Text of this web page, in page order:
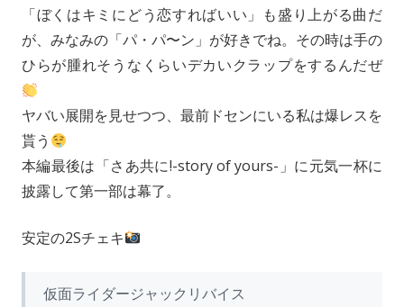
「ぼくはキミにどう恋すればいい」も盛り上がる曲だ
が、みなみの「パ・パ〜ン」が好きでね。その時は手の
ひらが腫れそうなくらいデカいクラップをするんだぜ
ヤバい展開を見せつつ、最前ドセンにいる私は爆レスを
貰う
本編最後は「さあ共に!-story of yours-」に元気一杯に
披露して第一部は幕了。
安定の2Sチェキ
仮面ライダージャックリバイス